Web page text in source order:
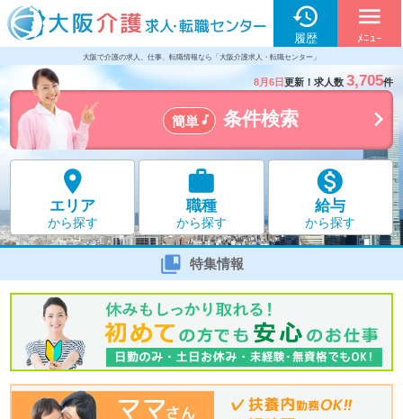

履歴
menu
ﾒﾆｭｰ
大阪で介護の求人、仕事、転職情報なら「大阪介護求人・転職センター」
8月6日更新！求人数 3,705件
簡単  条件検索 

エリア
から探す

職種
から探す

給与
から探す
 特集情報